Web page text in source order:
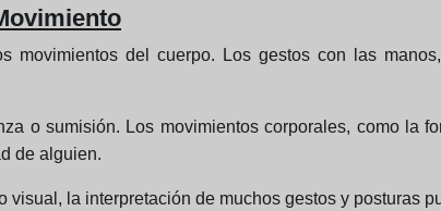
movimientos del cuerpo. Los gestos con las
o sumisión. Los movimientos corporales, como la
de alguien.
la interpretación de muchos gestos y posturas